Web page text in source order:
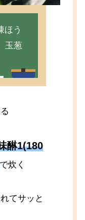
ほう
玉葱
醂1(180
で炊く
てサッと